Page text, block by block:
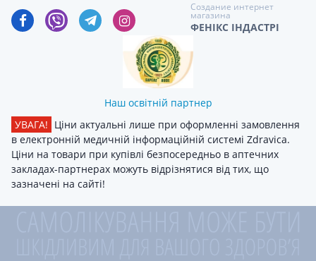
Создание интернет
магазина
ФЕНІКС ІНДАСТРІ
Наш освітній партнер
УВАГА! Ціни актуальні лише при оформленні замовлення
в електронній медичній інформаційній системі Zdravica.
Ціни на товари при купівлі безпосередньо в аптечних
закладах-партнерах можуть відрізнятися від тих, що
зазначені на сайті!